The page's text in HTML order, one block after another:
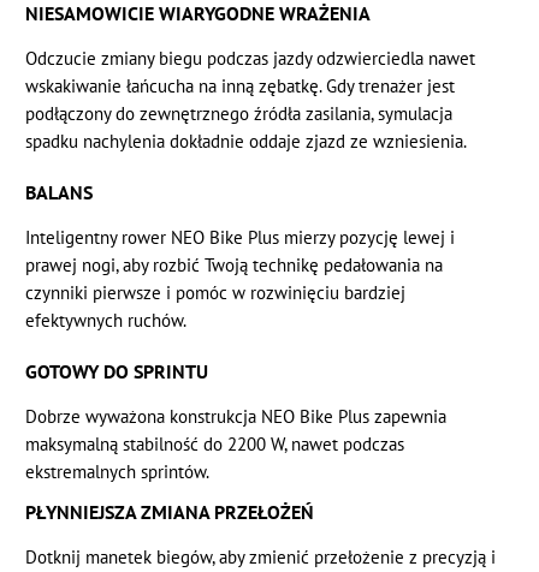
NIESAMOWICIE WIARYGODNE WRAŻENIA
Odczucie zmiany biegu podczas jazdy odzwierciedla nawet
wskakiwanie łańcucha na inną zębatkę. Gdy trenażer jest
podłączony do zewnętrznego źródła zasilania, symulacja
spadku nachylenia dokładnie oddaje zjazd ze wzniesienia.
BALANS
Inteligentny rower NEO Bike Plus mierzy pozycję lewej i
prawej nogi, aby rozbić Twoją technikę pedałowania na
czynniki pierwsze i pomóc w rozwinięciu bardziej
efektywnych ruchów.
GOTOWY DO SPRINTU
Dobrze wyważona konstrukcja NEO Bike Plus zapewnia
maksymalną stabilność do 2200 W, nawet podczas
ekstremalnych sprintów.
PŁYNNIEJSZA ZMIANA PRZEŁOŻEŃ
Dotknij manetek biegów, aby zmienić przełożenie z precyzją i